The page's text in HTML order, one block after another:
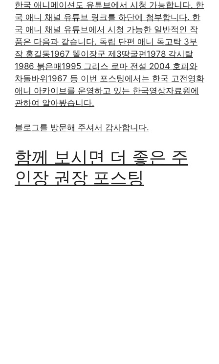
한국 애니메이션도 유튜브에서 시청 가능합니다. 한
국 애니 채널 유튜브 링크를 하단에 첨부합니다. 한
국 애니 채널 유튜브에서 시청 가능한 일반적인 작
품은 다음과 같습니다. 독립 단편 애니 독고탁 3부
작 홍길동1967 똘이장군 제3땅굴편1978 각시탈
1986 붉은매1995 그리스 로마 전설 2004 호피와
차돌바위1967 등 이번 포스팅에서는 한국 고전영화
애니 아카이브를 운영하고 있는 한국영상자료원에
관하여 알아봤습니다.
블로그를 방문해 주셔서 감사합니다.
함께 보시면 더 좋은 주
인장 권장 포스팅